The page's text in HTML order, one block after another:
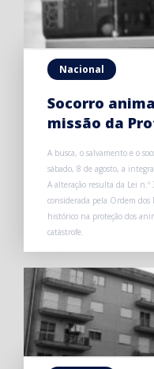
Nacional
Socorro
missão da
A busca, o salvamento e o
sábado, 8 de agosto, a
A alteração resulta da Lei
considerada pela Ordem
histórico na proteção dos
catástrofe.